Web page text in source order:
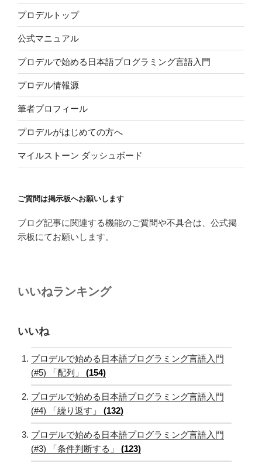
プロデルトップ
公式マニュアル
プロデルで始める日本語プログラミング言語入門
プロデル情報源
筆者プロフィール
プロデルがはじめての方へ
マイルストーン ダッシュボード
ご質問は掲示板へお願いします
ブログ記事に関連する機能のご質問や不具合は、公式掲
示板にてお願いします。
いいねランキング
いいね
プロデルで始める日本語プログラミング言語入門
(#5) 「配列」 (154)
プロデルで始める日本語プログラミング言語入門
(#4) 「繰り返す」 (132)
プロデルで始める日本語プログラミング言語入門
(#3) 「条件判断する」 (123)